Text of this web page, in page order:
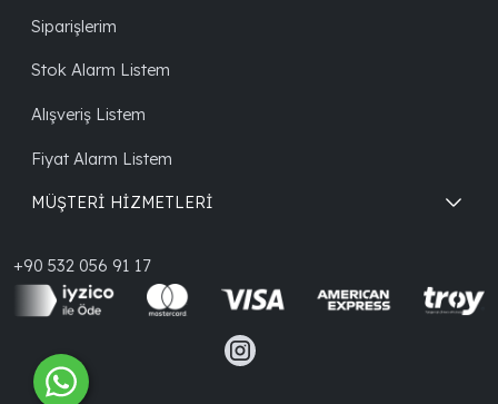
Siparişlerim
Stok Alarm Listem
Alışveriş Listem
Fiyat Alarm Listem
MÜŞTERİ HİZMETLERİ
+90 532 056 91 17